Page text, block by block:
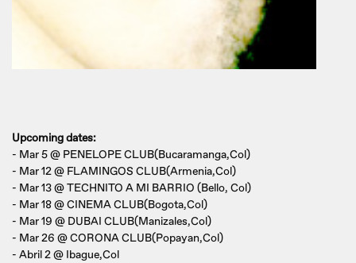
Upcoming dates:
- Mar 5 @ PENELOPE CLUB(Bucaramanga,Col)
- Mar 12 @ FLAMINGOS CLUB(Armenia,Col)
- Mar 13 @ TECHNITO A MI BARRIO (Bello, Col)
- Mar 18 @ CINEMA CLUB(Bogota,Col)
- Mar 19 @ DUBAI CLUB(Manizales,Col)
- Mar 26 @ CORONA CLUB(Popayan,Col)
- Abril 2 @ Ibague,Col